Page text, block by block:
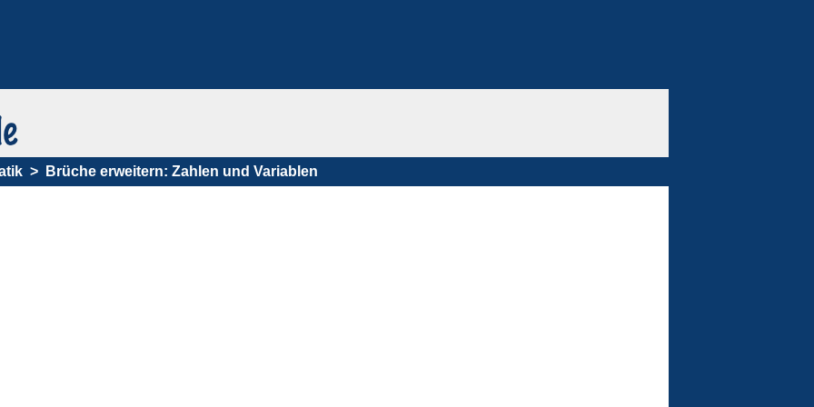
Brüche erweitern: Zahlen und Variablen